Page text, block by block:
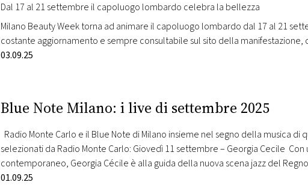
Dal 17 al 21 settembre il capoluogo lombardo celebra la bellezza
Milano Beauty Week torna ad animare il capoluogo lombardo dal 17 al 21
costante aggiornamento e sempre consultabile sul sito della manifestazione,
appassionati e tutta la cittadinanza milanese. Radio Monte Carlo è radio
03.09.25
Blue Note Milano: i live di settembre 2025
Radio Monte Carlo e il Blue Note di Milano insieme nel segno della musica di
selezionati da Radio Monte Carlo: Giovedì 11 settembre – Georgia Cecile Con
contemporaneo, Georgia Cécile è alla guida della nuova scena jazz del
01.09.25